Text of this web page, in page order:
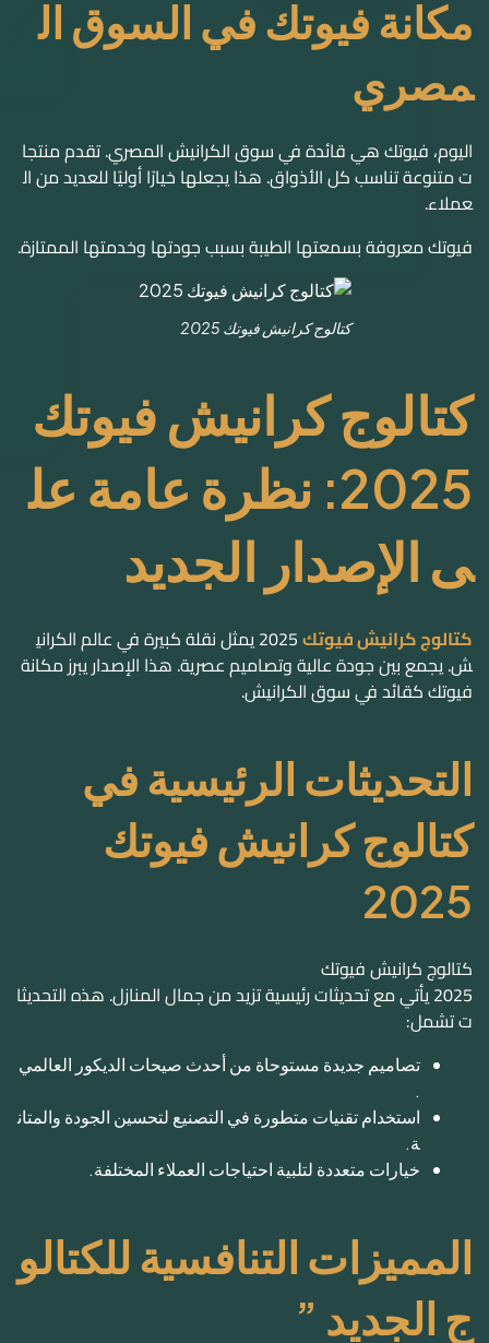
مكانة فيوتك في السوق ال
مصري
اليوم، فيوتك هي قائدة في سوق الكرانيش المصري. تقدم منتجا
ت متنوعة تناسب كل الأذواق. هذا يجعلها خيارًا أوليًا للعديد من ال
عملاء.
فيوتك معروفة بسمعتها الطيبة بسبب جودتها وخدمتها الممتازة.
كتالوج كرانيش فيوتك 2025
كتالوج كرانيش فيوتك
2025: نظرة عامة عل
ى الإصدار الجديد
كتالوج كرانيش فيوتك
2025 يمثل نقلة كبيرة في عالم الكراني
ش. يجمع بين جودة عالية وتصاميم عصرية. هذا الإصدار يبرز مكانة
فيوتك كقائد في سوق الكرانيش.
التحديثات الرئيسية في
كتالوج كرانيش فيوتك
2025
كتالوج كرانيش فيوتك
2025يأتي مع تحديثات رئيسية تزيد من جمال المنازل. هذه التحديثا
ت تشمل:
تصاميم جديدة مستوحاة من أحدث صيحات الديكور العالمي
.
استخدام تقنيات متطورة في التصنيع لتحسين الجودة والمتان
ة.
خيارات متعددة لتلبية احتياجات العملاء المختلفة.
المميزات التنافسية للكتالو
ج الجديد ”